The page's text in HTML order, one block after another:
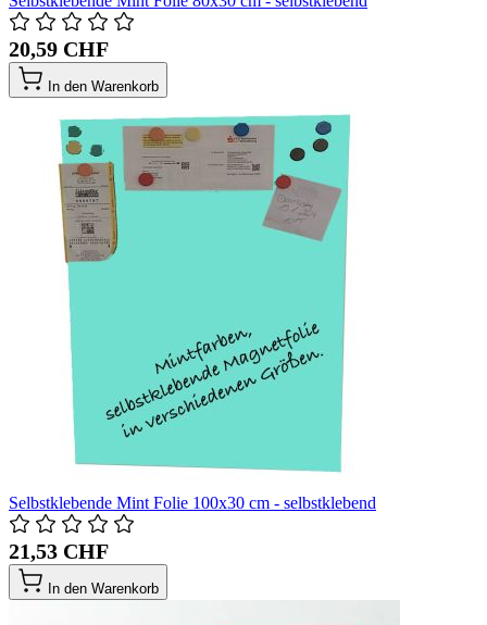
20,59 CHF
In den Warenkorb
Selbstklebende Mint Folie 100x30 cm - selbstklebend
21,53 CHF
In den Warenkorb